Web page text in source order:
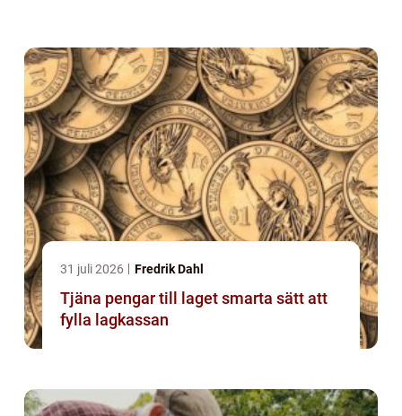
31 juli 2026 Fredrik Dahl
Tjäna pengar till laget smarta sätt att
fylla lagkassan